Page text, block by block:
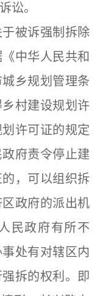
讼。
被诉强制拆除
中华人民共和
乡规划管理条
村建设规划许
许可证的规定
府责令停止建
，可以组织拆
政府的派出机
民政府有所不
处有对辖区内
拆的权利。即